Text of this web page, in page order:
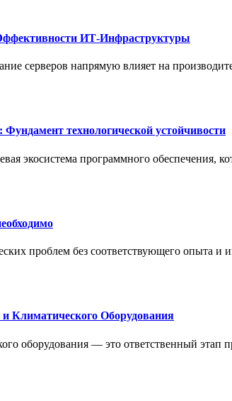
ИТ-Инфраструктуры
серверов напрямую влияет на
технологической устойчивости
экосистема программного обеспечения,
проблем без соответствующего опыта
Климатического Оборудования
оборудования — это ответственный этап